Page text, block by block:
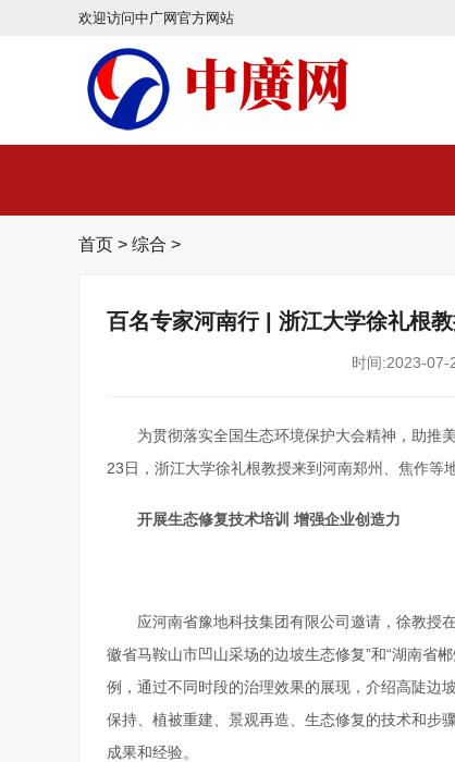
欢迎访问中广网官方网站
首页 > 综合 >
百名专家河南行 | 浙江大学徐礼根
时间:2023-07-
为贯彻落实全国生态环境保护大会精神，助推
23日，浙江大学徐礼根教授来到河南郑州、焦作等
开展生态修复技术培训 增强企业创造力
应河南省豫地科技集团有限公司邀请，徐教授
徽省马鞍山市凹山采场的边坡生态修复”和“湖南省
例，通过不同时段的治理效果的展现，介绍高陡边
保持、植被重建、景观再造、生态修复的技术和步
成果和经验。